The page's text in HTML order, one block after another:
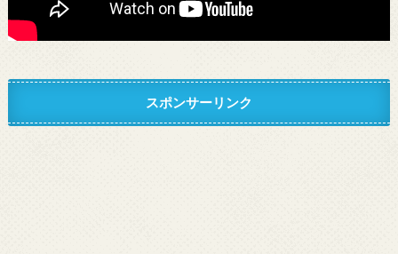
スポンサーリンク